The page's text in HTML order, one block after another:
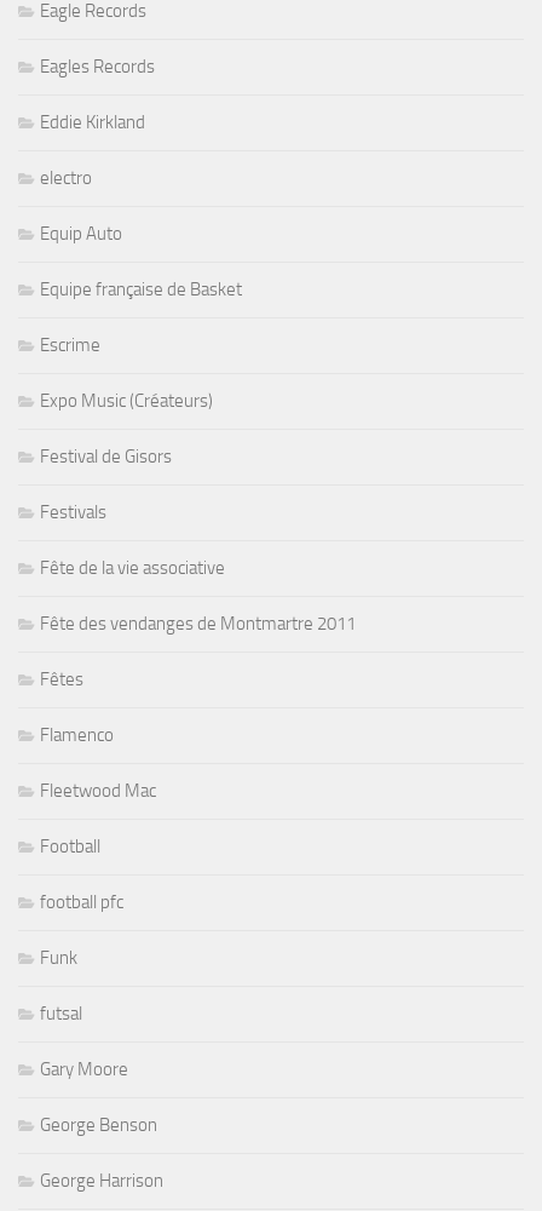
Eagle Records
Eagles Records
Eddie Kirkland
electro
Equip Auto
Equipe française de Basket
Escrime
Expo Music (Créateurs)
Festival de Gisors
Festivals
Fête de la vie associative
Fête des vendanges de Montmartre 2011
Fêtes
Flamenco
Fleetwood Mac
Football
football pfc
Funk
futsal
Gary Moore
George Benson
George Harrison